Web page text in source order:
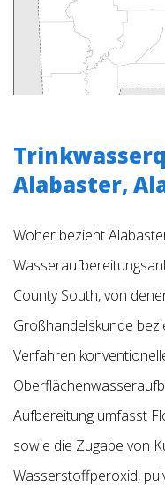
Alabaster,
Woher bezieht
County South, von
Großhandelskunde
Verfahren
Aufbereitung umfasst
sowie die Zugabe von
Wasserstoffperoxid,